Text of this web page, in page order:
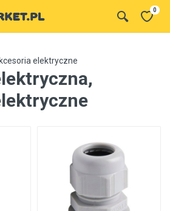
0
elektryczne